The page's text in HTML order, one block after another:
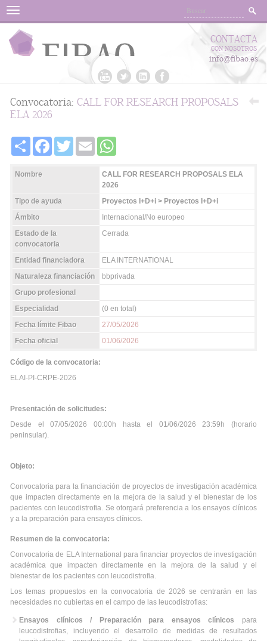
Menu
CONTACTA
CON NOSOTROS
info@fibao.es
Convocatoria: CALL FOR RESEARCH PROPOSALS
ELA 2026
Share FacebookTwitter Email
Nombre
CALL FOR RESEARCH PROPOSALS ELA
2026
Tipo de ayuda
Proyectos I+D+i > Proyectos I+D+i
Ámbito
Internacional/No europeo
Estado de la
convocatoria
Cerrada
Entidad financiadora
ELA INTERNATIONAL
Naturaleza financiación
bbprivada
Grupo profesional
Especialidad
(0 en total)
Fecha límite Fibao
27/05/2026
Fecha oficial
01/06/2026
Código de la convocatoria:
ELAI-PI-CRPE-2026
Presentación de solicitudes:
Desde el 07/05/2026 00:00h hasta el 01/06/2026 23:59h (horario
peninsular).
Objeto:
Convocatoria para la financiación de proyectos de investigación académica
que impacten directamente en la mejora de la salud y el bienestar de los
pacientes con leucodistrofia. Se otorgará preferencia a los ensayos clínicos
y a la preparación para ensayos clínicos.
Resumen de la convocatoria:
Convocatoria de ELA International para financiar proyectos de investigación
académica que impacten directamente en la mejora de la salud y el
bienestar de los pacientes con leucodistrofia.
Los temas propuestos en la convocatoria de 2026 se centrarán en las
necesidades no cubiertas en el campo de las leucodistrofias:
Ensayos clínicos / Preparación para ensayos clínicos
para
leucodistrofias, incluyendo el desarrollo de medidas de resultados